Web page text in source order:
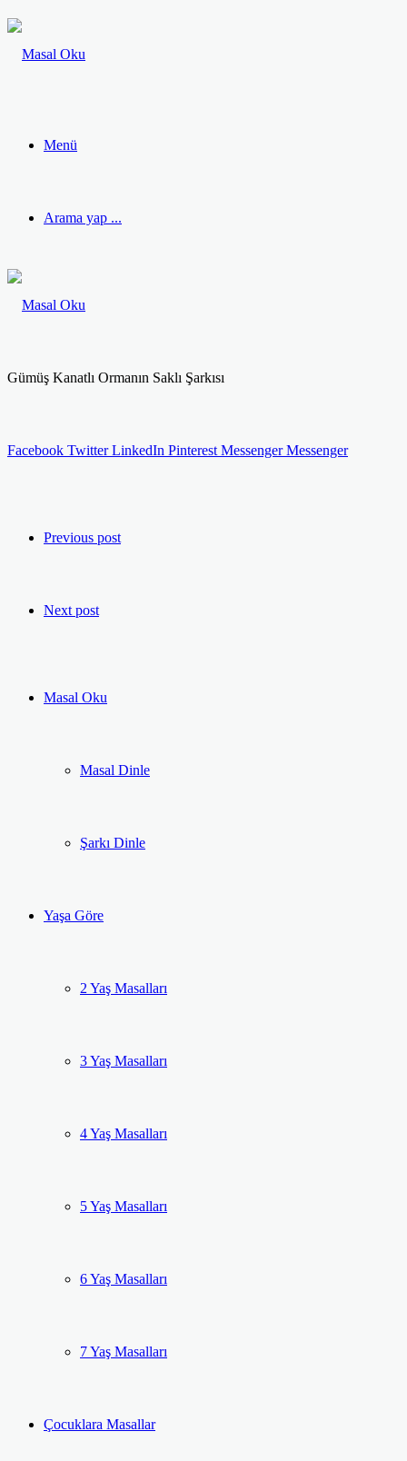
Menü
Arama yap ...
Gümüş Kanatlı Ormanın Saklı Şarkısı
Facebook Twitter LinkedIn Pinterest Messenger Messenger
Previous post
Next post
Masal Oku
Masal Dinle
Şarkı Dinle
Yaşa Göre
2 Yaş Masalları
3 Yaş Masalları
4 Yaş Masalları
5 Yaş Masalları
6 Yaş Masalları
7 Yaş Masalları
Çocuklara Masallar